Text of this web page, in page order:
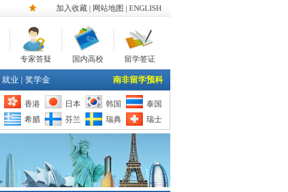
加入收藏 | 网站地图 | ENGLISH
专家答疑 国内高校 留学签证
就业 奖学金 南非留学预科
香港 日本 韩国
泰国
希腊 芬兰 瑞典 瑞士